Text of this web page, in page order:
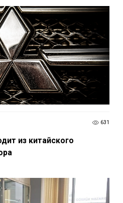
631
из китайского